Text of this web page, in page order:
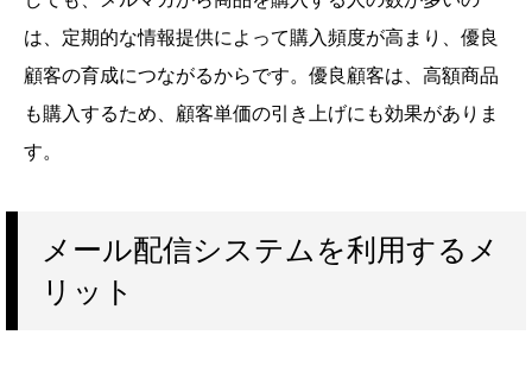
は、定期的な情報提供によって購入頻度が高まり、優良
顧客の育成につながるからです。優良顧客は、高額商品
も購入するため、顧客単価の引き上げにも効果がありま
す。
メール配信システムを利用するメ
リット